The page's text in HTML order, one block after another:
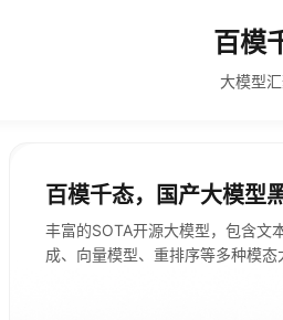
百模
大模型
百模千态，国产大模型
丰富的SOTA开源大模型，包含文
成、向量模型、重排序等多种模态